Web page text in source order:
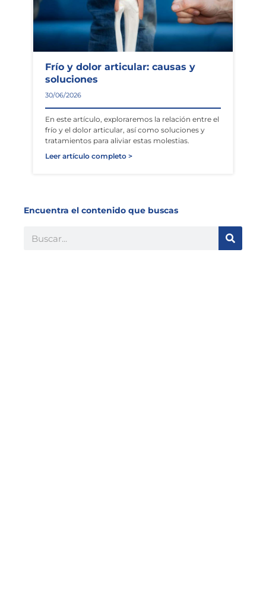
Frío y dolor articular: causas y
soluciones
30/06/2026
En este artículo, exploraremos la relación entre el
frío y el dolor articular, así como soluciones y
tratamientos para aliviar estas molestias.
Leer artículo completo >
Encuentra el contenido que buscas